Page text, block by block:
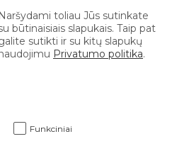
mus
Naršydami toliau Jūs sutinkate
būtinaisiais slapukais. Taip pat
sutikti ir su kitų slapukų
Privatumo politika.
Funkciniai